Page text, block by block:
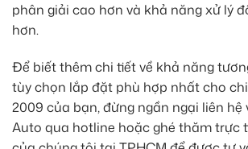
phân giải cao hơn và khả năng xử lý
hơn.
Để biết thêm chi tiết về khả năng
tùy chọn lắp đặt phù hợp nhất cho
2009 của bạn, đừng ngần ngại liên
Auto qua hotline hoặc ghé thăm trực